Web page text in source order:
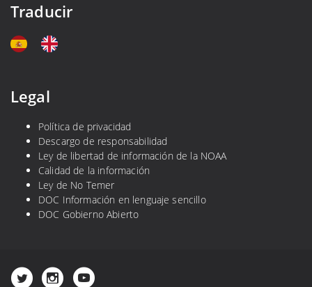
Traducir
Legal
Política de privacidad
Descargo de responsabilidad
Ley de libertad de información de la NOAA
Calidad de la información
Ley de No Temer
DOC Información en lenguaje sencillo
DOC Gobierno Abierto